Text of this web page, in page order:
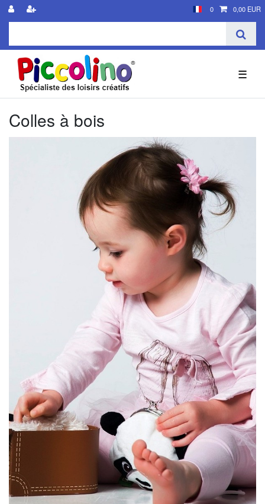
0 0,00 EUR
☰
Colles à bois